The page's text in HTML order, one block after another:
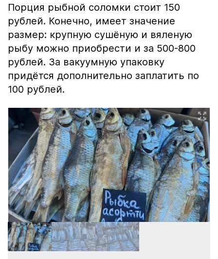
Порция рыбной соломки стоит 150
рублей. Конечно, имеет значение
размер: крупную сушёную и вяленую
рыбу можно приобрести и за 500-800
рублей. За вакуумную упаковку
придётся дополнительно заплатить по
100 рублей.